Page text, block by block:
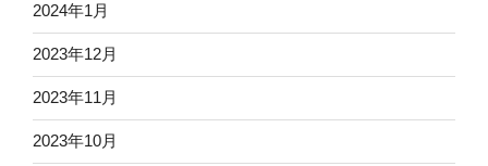
2024年1月
2023年12月
2023年11月
2023年10月